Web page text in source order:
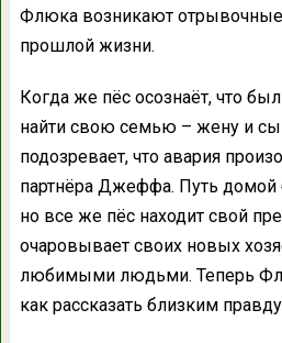
Флюка возникают
прошлой жизни.
Когда же пёс осознаёт, что
найти свою семью – жену и
подозревает, что авария
партнёра Джеффа. Путь домой
но все же пёс находит свой
очаровывает своих новых
любимыми людьми. Теперь
как рассказать близким